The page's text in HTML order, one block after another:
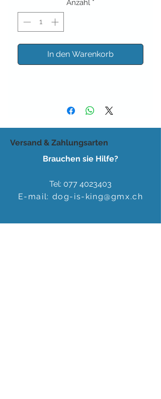
Anzahl *
In den Warenkorb
Versand & Zahlungsarten
Brauchen sie Hilfe?
Tel: 077 4023403
E-mail: dog-is-king@gmx.ch